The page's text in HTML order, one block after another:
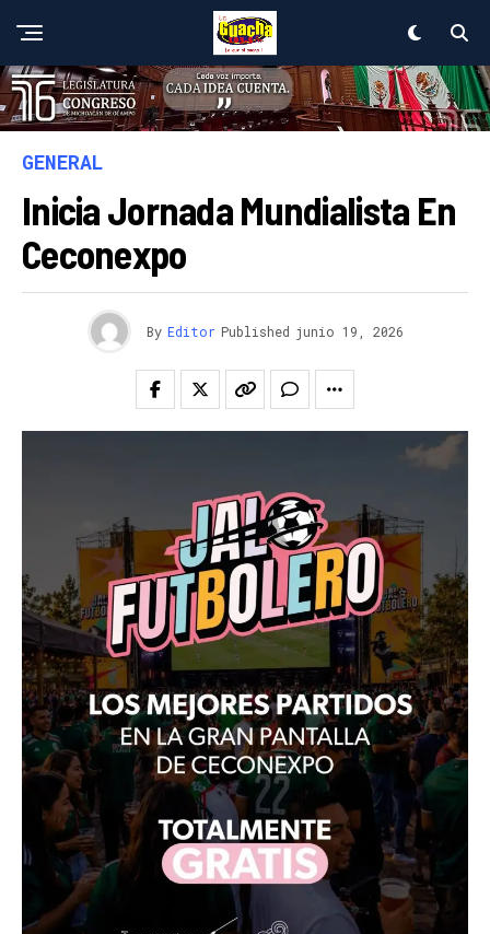
GENERAL
Inicia Jornada Mundialista En
Ceconexpo
By Editor Published junio 19, 2026